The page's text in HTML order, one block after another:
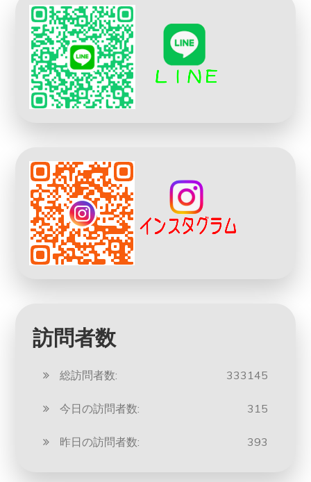
訪問者数
333145
総訪問者数:
315
今日の訪問者数:
393
昨日の訪問者数: